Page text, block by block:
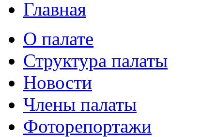
Главная
О палате
Структура палаты
Новости
Члены палаты
Фоторепортажи